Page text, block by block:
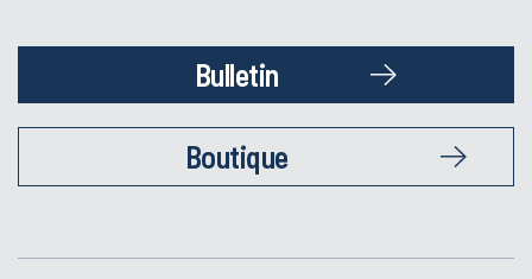
Bulletin
Boutique